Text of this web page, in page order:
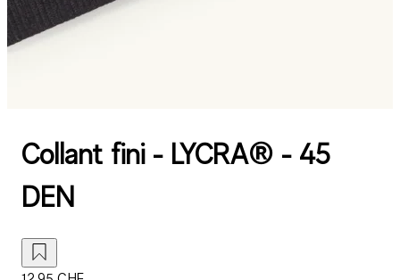
Collant fini - LYCRA® - 45
DEN